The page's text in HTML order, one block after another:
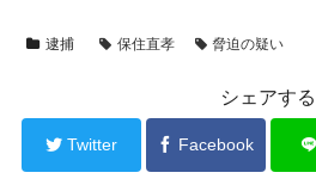
逮捕 保住直孝 脅迫の疑い
シェアする
Twitter Facebook